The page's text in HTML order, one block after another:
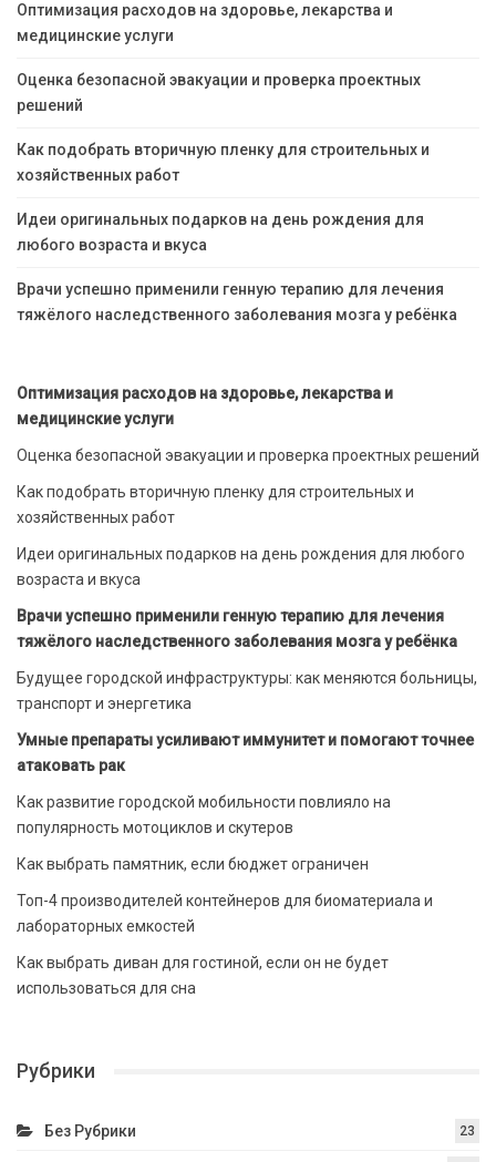
Оптимизация расходов на здоровье, лекарства и
медицинские услуги
Оценка безопасной эвакуации и проверка проектных
решений
Как подобрать вторичную пленку для строительных и
хозяйственных работ
Идеи оригинальных подарков на день рождения для
любого возраста и вкуса
Врачи успешно применили генную терапию для лечения
тяжёлого наследственного заболевания мозга у ребёнка
Оптимизация расходов на здоровье, лекарства и
медицинские услуги
Оценка безопасной эвакуации и проверка проектных решений
Как подобрать вторичную пленку для строительных и
хозяйственных работ
Идеи оригинальных подарков на день рождения для любого
возраста и вкуса
Врачи успешно применили генную терапию для лечения
тяжёлого наследственного заболевания мозга у ребёнка
Будущее городской инфраструктуры: как меняются больницы,
транспорт и энергетика
Умные препараты усиливают иммунитет и помогают точнее
атаковать рак
Как развитие городской мобильности повлияло на
популярность мотоциклов и скутеров
Как выбрать памятник, если бюджет ограничен
Топ-4 производителей контейнеров для биоматериала и
лабораторных емкостей
Как выбрать диван для гостиной, если он не будет
использоваться для сна
Рубрики
Без Рубрики 23